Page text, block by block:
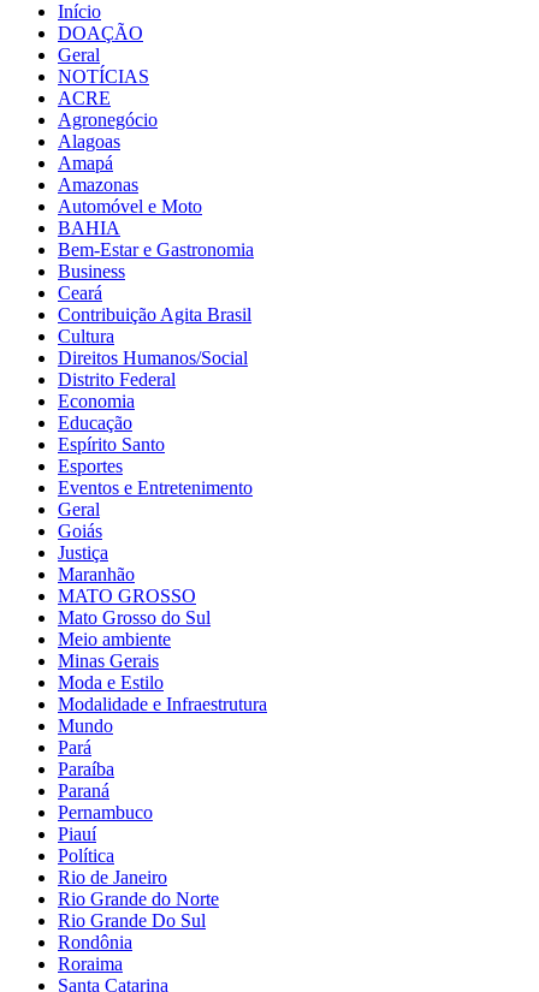
Início
DOAÇÃO
Geral
NOTÍCIAS
ACRE
Agronegócio
Alagoas
Amapá
Amazonas
Automóvel e Moto
BAHIA
Bem-Estar e Gastronomia
Business
Ceará
Contribuição Agita Brasil
Cultura
Direitos Humanos/Social
Distrito Federal
Economia
Educação
Espírito Santo
Esportes
Eventos e Entretenimento
Geral
Goiás
Justiça
Maranhão
MATO GROSSO
Mato Grosso do Sul
Meio ambiente
Minas Gerais
Moda e Estilo
Modalidade e Infraestrutura
Mundo
Pará
Paraíba
Paraná
Pernambuco
Piauí
Política
Rio de Janeiro
Rio Grande do Norte
Rio Grande Do Sul
Rondônia
Roraima
Santa Catarina